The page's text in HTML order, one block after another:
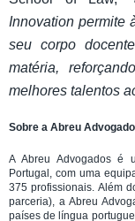
Innovation permite
seu corpo
matéria,
melhores talentos
Sobre a Abreu
A Abreu Advogados é
Portugal, com uma
375 profissionais. Além
parceria), a Abreu
países de língua